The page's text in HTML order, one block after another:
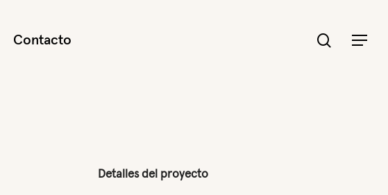
Contacto search
Menu
Detalles del proyecto